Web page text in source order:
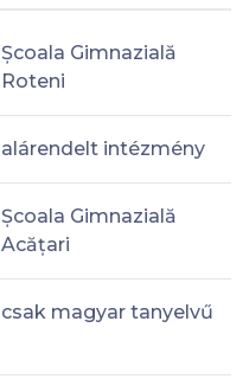
Școala Gimnazială
Roteni
alárendelt intézmény
Școala Gimnazială
Acățari
csak magyar tanyelvű